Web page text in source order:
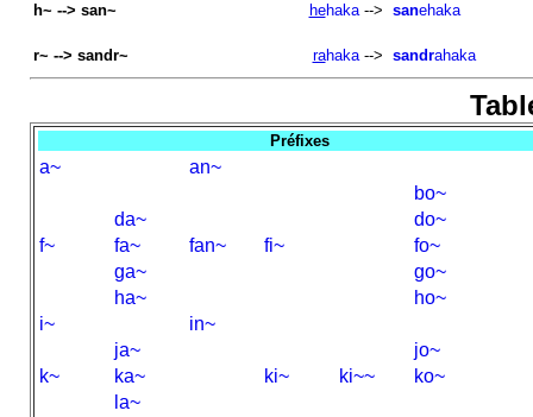
h~ --> san~ hehaka--> sanehaka
r~ --> sandr~ rahaka--> sandrahaka
Préfixes
a~
an~
bo~
da~
do~
f~
fa~ fan~ fi~
fo~
ga~
go~
ha~
ho~
i~
in~
ja~
jo~
k~
ka~ ki~ ki~~
ko~
la~